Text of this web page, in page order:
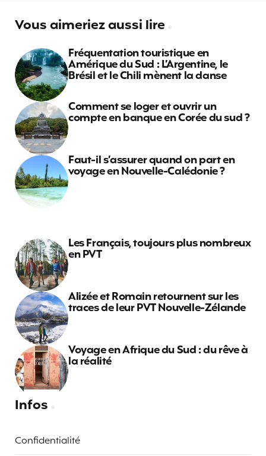
Vous aimeriez aussi lire
Fréquentation touristique en
Amérique du Sud : L’Argentine, le
Brésil et le Chili mènent la danse
Comment se loger et ouvrir un
compte en banque en Corée du sud ?
Faut-il s’assurer quand on part en
voyage en Nouvelle-Calédonie ?
Les Français, toujours plus nombreux
en PVT
Alizée et Romain retournent sur les
traces de leur PVT Nouvelle-Zélande
Voyage en Afrique du Sud : du rêve à
la réalité
Infos
Confidentialité